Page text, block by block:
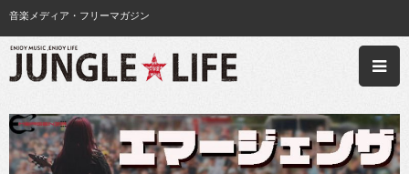
音楽メディア・フリーマガジン